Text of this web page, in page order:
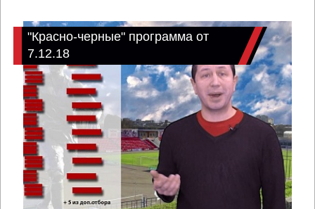
"Красно-черные" программа от
7.12.18